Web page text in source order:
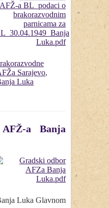
Sarajevo,
Luka
a Banja
Luka Glavnom